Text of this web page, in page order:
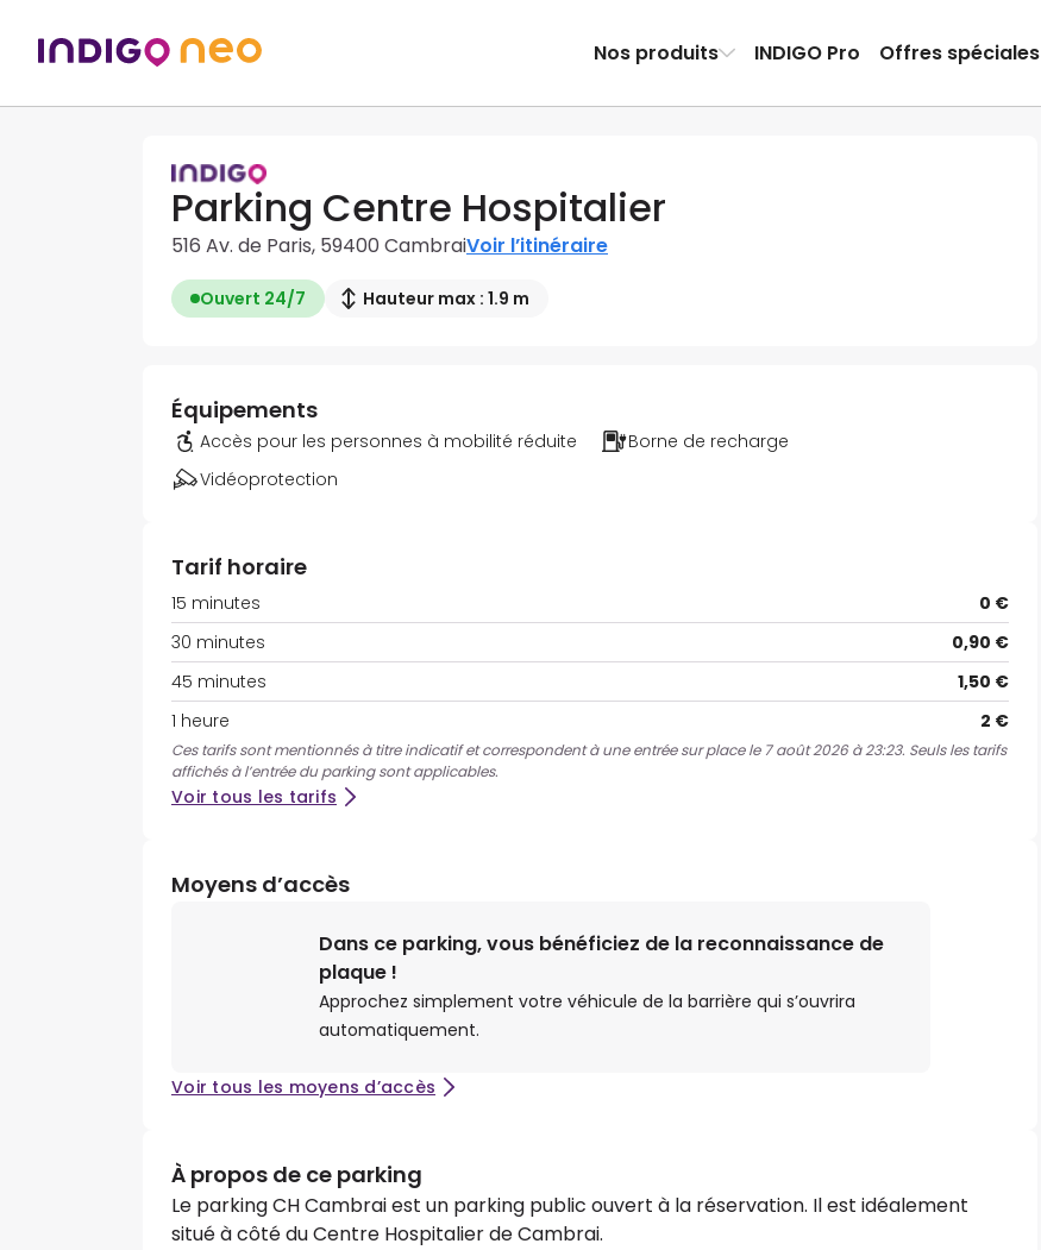
Nos produits INDIGO Pro Offres spéciales
Parking Centre Hospitalier
516 Av. de Paris, 59400 CambraiVoir l’itinéraire
Ouvert 24/7 Hauteur max : 1.9 m
Équipements
Accès pour les personnes à mobilité réduite
Borne de recharge
Vidéoprotection
Tarif horaire
15 minutes
0 €
30 minutes
0,90 €
45 minutes
1,50 €
1 heure
2 €
Ces tarifs sont mentionnés à titre indicatif et correspondent à une entrée sur place le 7 août 2026 à 23:23. Seuls les tarifs
affichés à l’entrée du parking sont applicables.
Voir tous les tarifs
Moyens d’accès
Dans ce parking, vous bénéficiez de la reconnaissance de
plaque !
Approchez simplement votre véhicule de la barrière qui s’ouvrira
automatiquement.
Voir tous les moyens d’accès
À propos de ce parking
Le parking CH Cambrai est un parking public ouvert à la réservation. Il est idéalement
situé à côté du Centre Hospitalier de Cambrai.